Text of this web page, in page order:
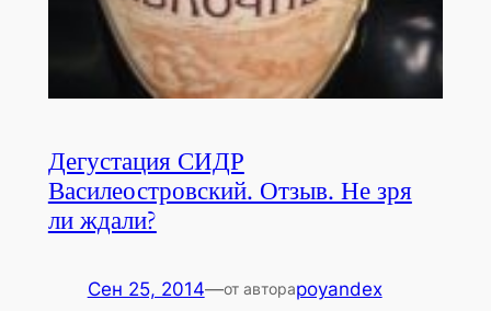
Дегустация СИДР
Василеостровский. Отзыв. Не зря
ли ждали?
Сен 25, 2014—от автораpoyandex